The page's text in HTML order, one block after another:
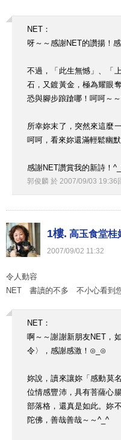
NET：
呀～～感謝NET的讚揚！
不過，「此生無憾」、「
石，又鍍黃金，極為耀眼
恐與腳步踉蹌哪！呵呵～
所幸妳末了，突然來這麼
呵呵，看來妳還滿輕鬆幽
感謝NET讚賞我的新詩！
郭俊麟 於 2007/09/03 19:36
1樓. 高玉食堂桂
2007/09/02 11:32
令人動容
NET 書讀的不多 不小心看到
NET：
啊～～謝謝新朋友NET，
令〉，感謝感激！⊙_⊙
妳說，讀來讓妳「感動莫
位情感豐沛，具有菩薩心
部落格，還真是如此。妳
陀佛，善哉善哉～～^_^